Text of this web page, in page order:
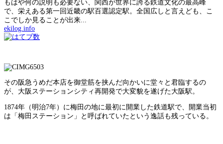
もはや何の説明も必要ない、関西が世界に誇る鉄道文化の最高峰
で、栄えある第一回近畿の駅百選認定駅。全国広しと言えども、こ
こでしか見ることが出来...
ekilog.info
その阪急うめだ本店を御堂筋を挟んだ向かいに堂々と君臨するの
が、大阪ステーションシティ再開発で大変貌を遂げた大阪駅。
1874年（明治7年）に梅田の地に最初に開業した鉄道駅で、開業当初
は「梅田ステーション」と呼ばれていたという逸話も残っている。